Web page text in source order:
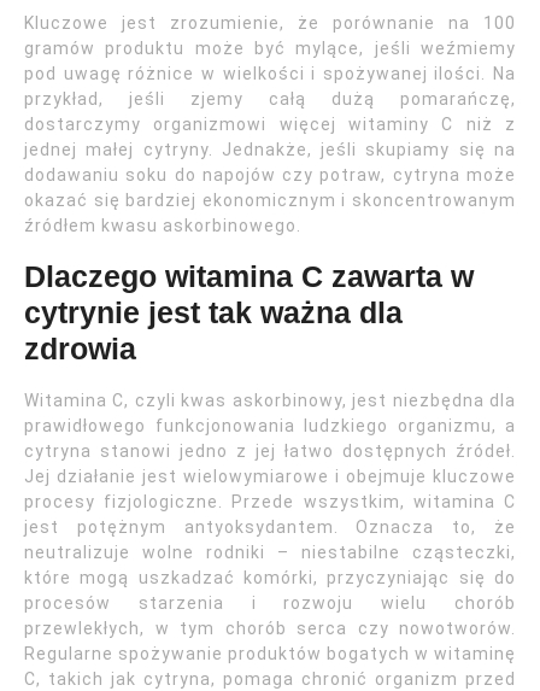
Kluczowe jest zrozumienie, że porównanie na 100
gramów produktu może być mylące, jeśli weźmiemy
pod uwagę różnice w wielkości i spożywanej ilości. Na
przykład, jeśli zjemy całą dużą pomarańczę,
dostarczymy organizmowi więcej witaminy C niż z
jednej małej cytryny. Jednakże, jeśli skupiamy się na
dodawaniu soku do napojów czy potraw, cytryna może
okazać się bardziej ekonomicznym i skoncentrowanym
źródłem kwasu askorbinowego.
Dlaczego witamina C zawarta w
cytrynie jest tak ważna dla
zdrowia
Witamina C, czyli kwas askorbinowy, jest niezbędna dla
prawidłowego funkcjonowania ludzkiego organizmu, a
cytryna stanowi jedno z jej łatwo dostępnych źródeł.
Jej działanie jest wielowymiarowe i obejmuje kluczowe
procesy fizjologiczne. Przede wszystkim, witamina C
jest potężnym antyoksydantem. Oznacza to, że
neutralizuje wolne rodniki – niestabilne cząsteczki,
które mogą uszkadzać komórki, przyczyniając się do
procesów starzenia i rozwoju wielu chorób
przewlekłych, w tym chorób serca czy nowotworów.
Regularne spożywanie produktów bogatych w witaminę
C, takich jak cytryna, pomaga chronić organizm przed